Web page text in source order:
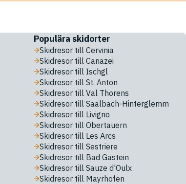
Populära skidorter
Skidresor till Cervinia
Skidresor till Canazei
Skidresor till Ischgl
Skidresor till St. Anton
Skidresor till Val Thorens
Skidresor till Saalbach-Hinterglemm
Skidresor till Livigno
Skidresor till Obertauern
Skidresor till Les Arcs
Skidresor till Sestriere
Skidresor till Bad Gastein
Skidresor till Sauze d'Oulx
Skidresor till Mayrhofen